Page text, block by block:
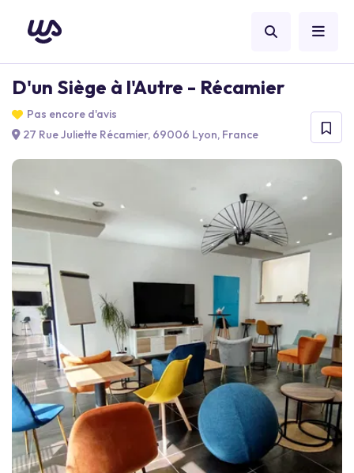
D'un Siège à l'Autre - Récamier
Pas encore d'avis
27 Rue Juliette Récamier, 69006 Lyon, France